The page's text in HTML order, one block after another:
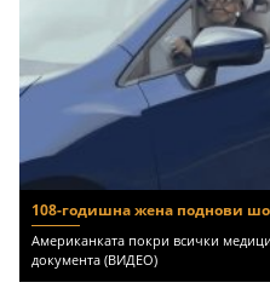
108-годишна жена поднови
Американката покри всички
документа (ВИДЕО)